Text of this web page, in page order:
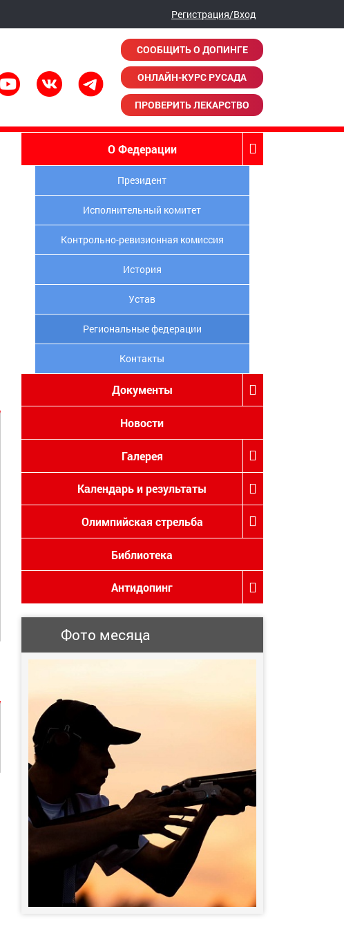
Регистрация/Вход
СООБЩИТЬ О ДОПИНГЕ
ОНЛАЙН-КУРС РУСАДА
ПРОВЕРИТЬ ЛЕКАРСТВО
О Федерации
Президент
Исполнительный комитет
Контрольно-ревизионная комиссия
История
Устав
Региональные федерации
Контакты
Документы
Новости
Галерея
Календарь и результаты
Олимпийская стрельба
Библиотека
Антидопинг
Фото месяца